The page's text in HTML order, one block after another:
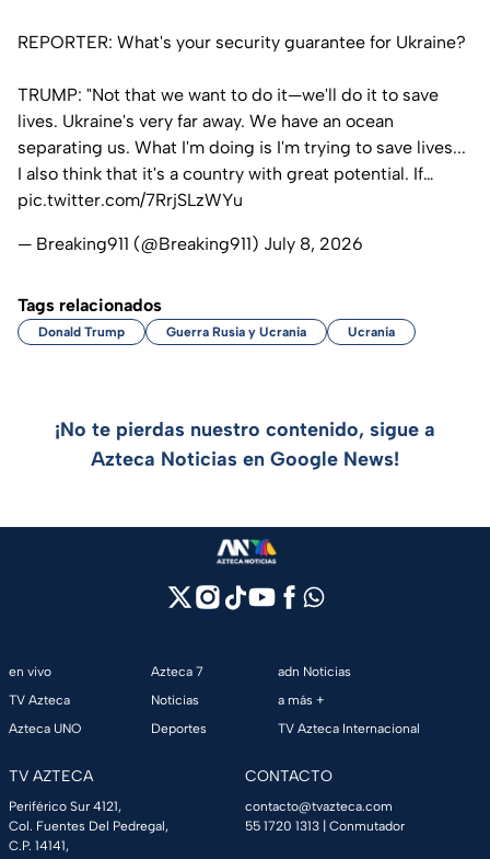
REPORTER: What's your security guarantee for Ukraine?
TRUMP: "Not that we want to do it—we'll do it to save
lives. Ukraine's very far away. We have an ocean
separating us. What I'm doing is I'm trying to save lives...
I also think that it's a country with great potential. If…
pic.twitter.com/7RrjSLzWYu
— Breaking911 (@Breaking911) July 8, 2026
Tags relacionados
Donald Trump Guerra Rusia y Ucrania Ucrania
¡No te pierdas nuestro contenido, sigue a
Azteca Noticias en Google News!
en vivo
TV Azteca
Azteca UNO
Azteca 7
Noticias
Deportes
adn Noticias
a más +
TV Azteca Internacional
TV AZTECA
Periférico Sur 4121,
Col. Fuentes Del Pedregal,
C.P. 14141,
CONTACTO
contacto@tvazteca.com
55 1720 1313 | Conmutador